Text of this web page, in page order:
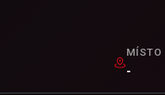
MÍSTO
-